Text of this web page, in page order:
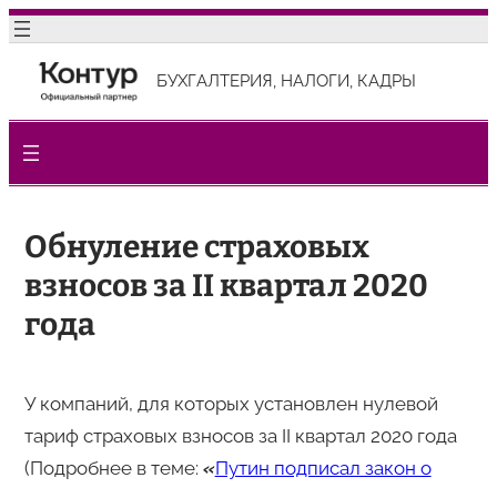
Перейти
содержимому
БУХГАЛТЕРИЯ, НАЛОГИ, КАДРЫ
Обнуление страховых
взносов за II квартал 2020
года
У компаний, для которых установлен нулевой
тариф страховых взносов за II квартал 2020 года
(Подробнее в теме: «Путин подписал закон о